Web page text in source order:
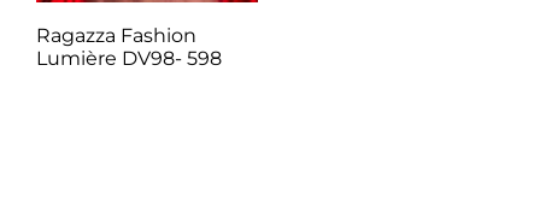
Ragazza Fashion
Lumière DV98- 598